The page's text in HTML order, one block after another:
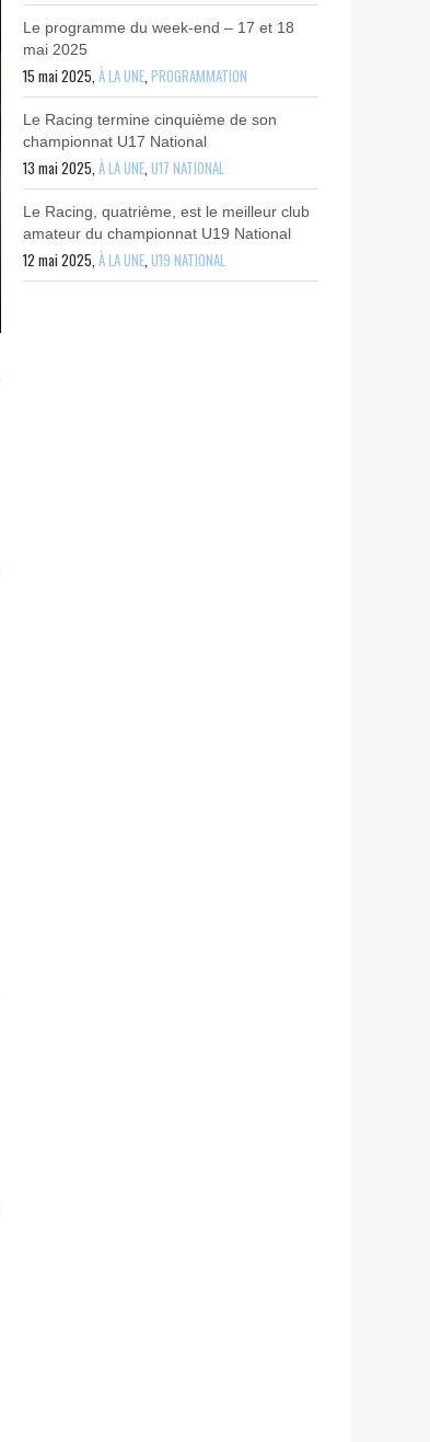
Le programme du week-end – 17 et 18
mai 2025
15 mai 2025,À LA UNE,PROGRAMMATION
Le Racing termine cinquième de son
championnat U17 National
13 mai 2025,À LA UNE,U17 NATIONAL
Le Racing, quatrième, est le meilleur club
amateur du championnat U19 National
12 mai 2025,À LA UNE,U19 NATIONAL